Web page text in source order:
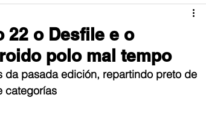
22 o Desfile e o
polo mal tempo
da pasada edición, repartindo preto de
categorías